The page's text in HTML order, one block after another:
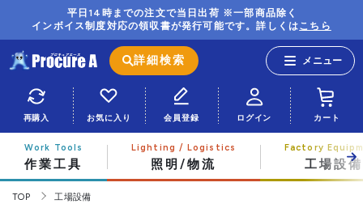
平日14時までの注文で当日出荷 ※一部商品除く
インボイス制度対応の領収書が発行可能です。詳しくはこちら
詳細検索
再購入 お気に入り 会員登録 ログイン カート
作業工具 照明/物流 工場設備
TOP 工場設備